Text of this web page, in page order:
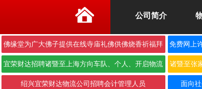
公司简介
佛缘堂为广大佛子提供在线寺庙礼佛供佛烧香祈福拜
佛
免费网上
宜荣财达招聘诸暨至上海方向车队、个人、开启物流
合作···
诸暨至张
绍兴宜荣财达物流公司招聘会计管理人员 面向